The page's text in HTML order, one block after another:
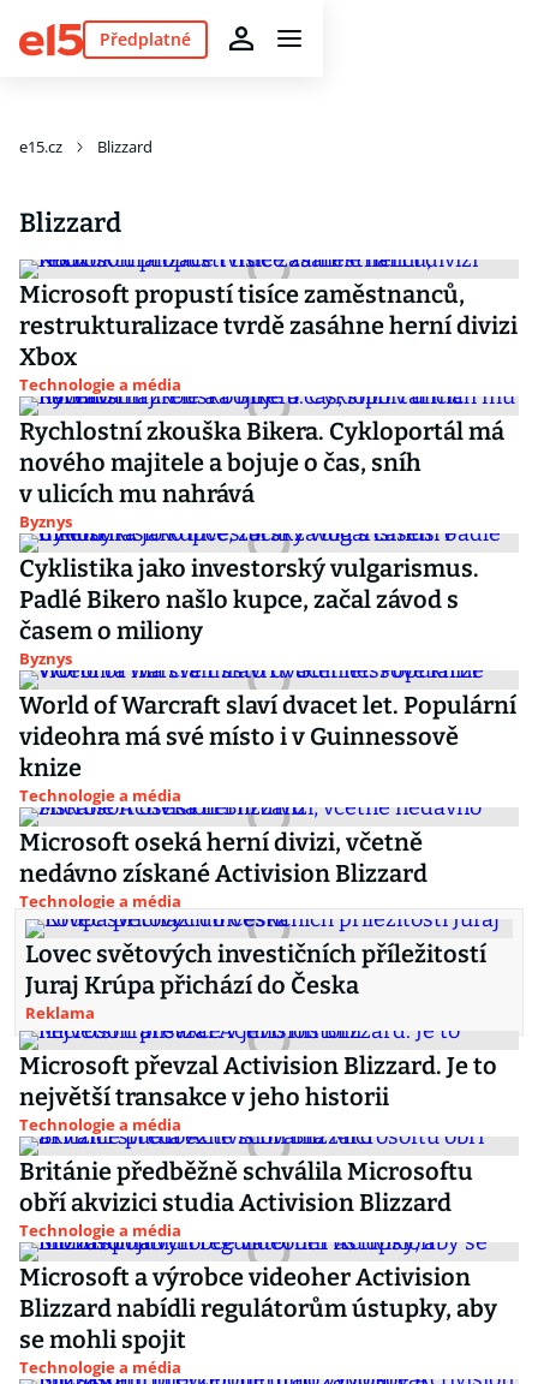
Předplatné
e15.cz Blizzard
Blizzard
Microsoft propustí tisíce zaměstnanců,
restrukturalizace tvrdě zasáhne herní divizi
Xbox
Technologie a média
Rychlostní zkouška Bikera. Cykloportál má
nového majitele a bojuje o čas, sníh
v ulicích mu nahrává
Byznys
Cyklistika jako investorský vulgarismus.
Padlé Bikero našlo kupce, začal závod s
časem o miliony
Byznys
World of Warcraft slaví dvacet let. Populární
videohra má své místo i v Guinnessově
knize
Technologie a média
Microsoft oseká herní divizi, včetně
nedávno získané Activision Blizzard
Technologie a média
Lovec světových investičních příležitostí
Juraj Krúpa přichází do Česka
Reklama
Microsoft převzal Activision Blizzard. Je to
největší transakce v jeho historii
Technologie a média
Británie předběžně schválila Microsoftu
obří akvizici studia Activision Blizzard
Technologie a média
Microsoft a výrobce videoher Activision
Blizzard nabídli regulátorům ústupky, aby
se mohli spojit
Technologie a média